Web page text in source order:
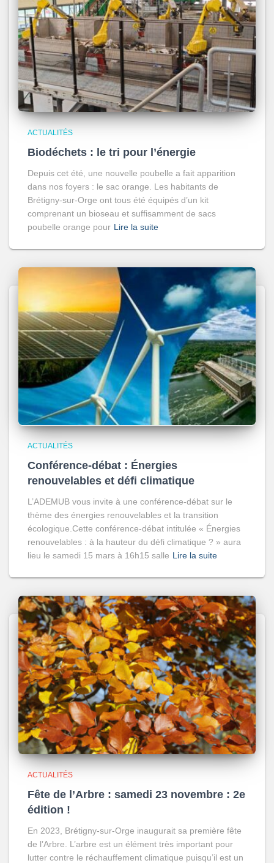
ACTUALITÉS
Biodéchets : le tri pour l’énergie
Depuis cet été, une nouvelle poubelle a fait apparition
dans nos foyers : le sac orange. Les habitants de
Brétigny-sur-Orge ont tous été équipés d’un kit
comprenant un bioseau et suffisamment de sacs
poubelle orange pour Lire la suite
ACTUALITÉS
Conférence-débat : Énergies
renouvelables et défi climatique
L’ADEMUB vous invite à une conférence-débat sur le
thème des énergies renouvelables et la transition
écologique.Cette conférence-débat intitulée « Énergies
renouvelables : à la hauteur du défi climatique ? » aura
lieu le samedi 15 mars à 16h15 salle Lire la suite
ACTUALITÉS
Fête de l’Arbre : samedi 23 novembre : 2e
édition !
En 2023, Brétigny-sur-Orge inaugurait sa première fête
de l’Arbre. L’arbre est un élément très important pour
lutter contre le réchauffement climatique puisqu’il est un